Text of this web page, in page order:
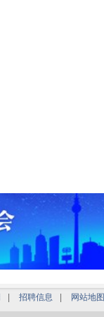
招聘信息 网站地图